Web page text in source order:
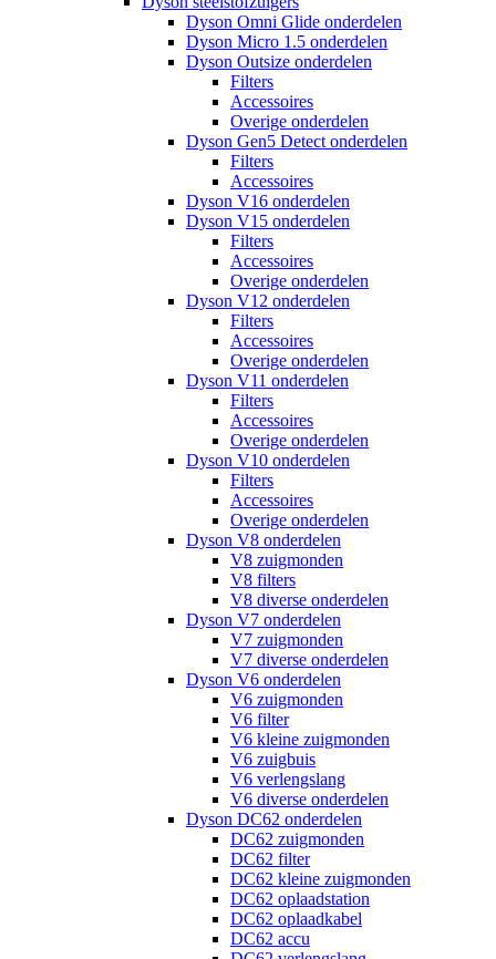
Dyson Omni Glide onderdelen
Dyson Micro 1.5 onderdelen
Dyson Outsize onderdelen
Filters
Accessoires
Overige onderdelen
Dyson Gen5 Detect onderdelen
Filters
Accessoires
Dyson V16 onderdelen
Dyson V15 onderdelen
Filters
Accessoires
Overige onderdelen
Dyson V12 onderdelen
Filters
Accessoires
Overige onderdelen
Dyson V11 onderdelen
Filters
Accessoires
Overige onderdelen
Dyson V10 onderdelen
Filters
Accessoires
Overige onderdelen
Dyson V8 onderdelen
V8 zuigmonden
V8 filters
V8 diverse onderdelen
Dyson V7 onderdelen
V7 zuigmonden
V7 diverse onderdelen
Dyson V6 onderdelen
V6 zuigmonden
V6 filter
V6 kleine zuigmonden
V6 zuigbuis
V6 verlengslang
V6 diverse onderdelen
Dyson DC62 onderdelen
DC62 zuigmonden
DC62 filter
DC62 kleine zuigmonden
DC62 oplaadstation
DC62 oplaadkabel
DC62 accu